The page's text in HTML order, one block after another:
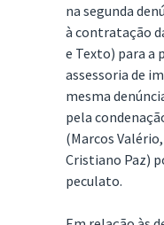
na segunda
à contratação
e Texto) para a
assessoria de
mesma
pela
(Marcos
Cristiano Paz)
peculato.